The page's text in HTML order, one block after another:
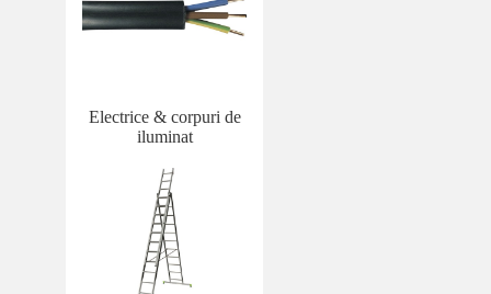
Electrice & corpuri de
iluminat